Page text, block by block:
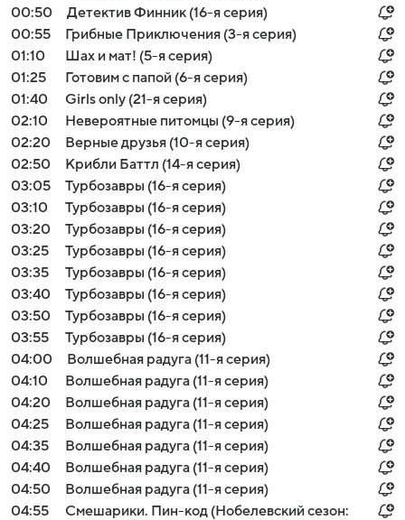
00:50
Детектив Финник (16-я серия)
00:55
Грибные Приключения (3-я серия)
01:10
Шах и мат! (5-я серия)
01:25
Готовим с папой (6-я серия)
01:40
Girls only (21-я серия)
02:10
Невероятные питомцы (9-я серия)
02:20
Верные друзья (10-я серия)
02:50
Крибли Баттл (14-я серия)
03:05
Турбозавры (16-я серия)
03:10
Турбозавры (16-я серия)
03:20
Турбозавры (16-я серия)
03:25
Турбозавры (16-я серия)
03:35
Турбозавры (16-я серия)
03:40
Турбозавры (16-я серия)
03:50
Турбозавры (16-я серия)
03:55
Турбозавры (16-я серия)
04:00
Волшебная радуга (11-я серия)
04:10
Волшебная радуга (11-я серия)
04:20
Волшебная радуга (11-я серия)
04:25
Волшебная радуга (11-я серия)
04:35
Волшебная радуга (11-я серия)
04:40
Волшебная радуга (11-я серия)
04:50
Волшебная радуга (11-я серия)
04:55
Смешарики. Пин-код (Нобелевский сезон: